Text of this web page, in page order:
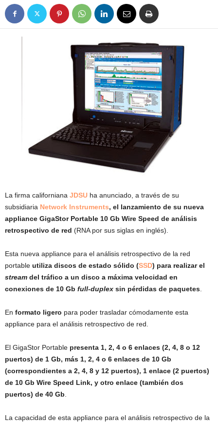
La firma californiana JDSU ha anunciado, a través de su
subsidiaria Network Instruments, el lanzamiento de su nueva
appliance GigaStor Portable 10 Gb Wire Speed de análisis
retrospectivo de red (RNA por sus siglas en inglés).
Esta nueva appliance para el análisis retrospectivo de la red
portable utiliza discos de estado sólido (SSD) para realizar el
stream del tráfico a un disco a máxima velocidad en
conexiones de 10 Gb full-duplex sin pérdidas de paquetes
En formato ligero para poder trasladar cómodamente esta
appliance para el análisis retrospectivo de red.
El GigaStor Portable presenta 1, 2, 4 o 6 enlaces (2, 4, 8 o 12
puertos) de 1 Gb, más 1, 2, 4 o 6 enlaces de 10 Gb
(correspondientes a 2, 4, 8 y 12 puertos), 1 enlace (2 puertos)
de 10 Gb Wire Speed Link, y otro enlace (también dos
puertos) de 40 Gb
La capacidad de esta appliance para el análisis retrospectivo de la